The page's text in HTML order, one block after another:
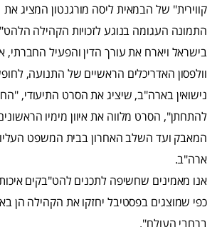
קווירית" של הבמאית ליסה מורגנטון המציג את
התמונה העגומה בנוגע לזכויות הקהילה
בישראל ויארח את עורך הדין והפעיל החברתי,
וולפסון האדריכלים הראשיים של התנועה,
נישואין בארה"ב, שיציג את הסרט התיעודי,
להתחתן", הסרט מלווה את איוון מימיו
המאבק ועד השלב האחרון בבית המשפט
ארה"ב.
אנו מאמינים שחשיפה לתכנים להט"בקים
כפי שמוצגים בפסטיבל יחזקו את הקהילה הן
ברחבי העולם".